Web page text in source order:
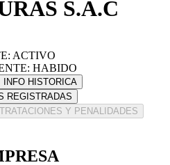
S.A.C
ACTIVO
HABIDO
INFO HISTORICA
REGISTRADAS
Y PENALIDADES